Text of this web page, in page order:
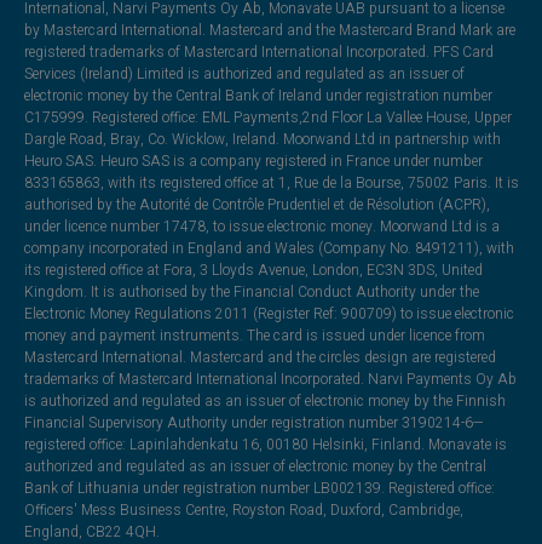
International, Narvi Payments Oy Ab, Monavate UAB pursuant to a license
by Mastercard International. Mastercard and the Mastercard Brand Mark are
registered trademarks of Mastercard International Incorporated. PFS Card
Services (Ireland) Limited is authorized and regulated as an issuer of
electronic money by the Central Bank of Ireland under registration number
C175999. Registered office: EML Payments,2nd Floor La Vallee House, Upper
Dargle Road, Bray, Co. Wicklow, Ireland. Moorwand Ltd in partnership with
Heuro SAS. Heuro SAS is a company registered in France under number
833165863, with its registered office at 1, Rue de la Bourse, 75002 Paris. It is
authorised by the Autorité de Contrôle Prudentiel et de Résolution (ACPR),
under licence number 17478, to issue electronic money. Moorwand Ltd is a
company incorporated in England and Wales (Company No. 8491211), with
its registered office at Fora, 3 Lloyds Avenue, London, EC3N 3DS, United
Kingdom. It is authorised by the Financial Conduct Authority under the
Electronic Money Regulations 2011 (Register Ref: 900709) to issue electronic
money and payment instruments. The card is issued under licence from
Mastercard International. Mastercard and the circles design are registered
trademarks of Mastercard International Incorporated. Narvi Payments Oy Ab
is authorized and regulated as an issuer of electronic money by the Finnish
Financial Supervisory Authority under registration number 3190214-6—
registered office: Lapinlahdenkatu 16, 00180 Helsinki, Finland. Monavate is
authorized and regulated as an issuer of electronic money by the Central
Bank of Lithuania under registration number LB002139. Registered office:
Officers' Mess Business Centre, Royston Road, Duxford, Cambridge,
England, CB22 4QH.